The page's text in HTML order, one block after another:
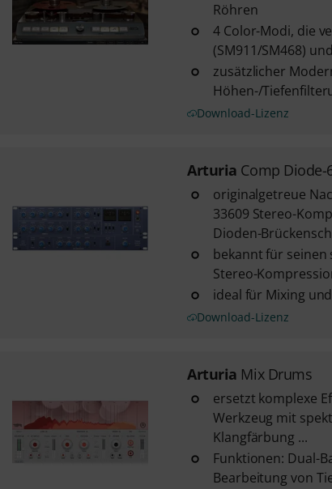
Röhren
4 Color-Modi, die
(SM911/SM468)
zusätzlicher
Höhen-/
Download-Lizenz
Arturia Comp Diode-
originalgetreue
33609 Stereo-
Dioden-
bekannt für seinen
Stereo-
ideal für Mixing
Download-Lizenz
Arturia Mix Drums
ersetzt komplexe
Werkzeug mit
Klangfärbung ...
Funktionen: Dual-
Bearbeitung von